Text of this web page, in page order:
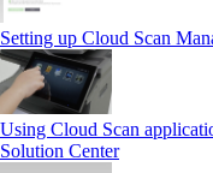
Setting up Cloud Scan
Using Cloud Scan
Solution Center